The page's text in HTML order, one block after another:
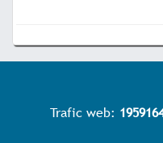
Trafic web: